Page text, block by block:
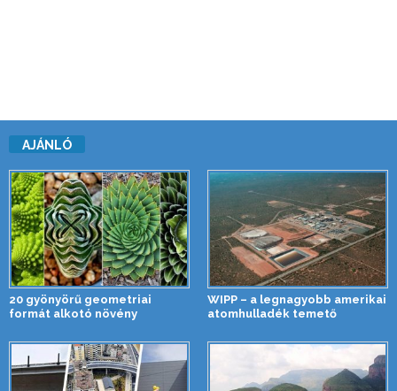
AJÁNLÓ
20 gyönyörű geometriai
formát alkotó növény
WIPP – a legnagyobb amerikai
atomhulladék temető